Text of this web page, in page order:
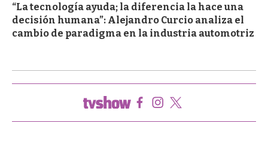
“La tecnología ayuda; la diferencia la hace una
decisión humana”: Alejandro Curcio analiza el
cambio de paradigma en la industria automotriz